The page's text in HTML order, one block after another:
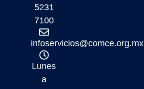
5231
7100
infoservicios@comce.org.mx
Lunes
a